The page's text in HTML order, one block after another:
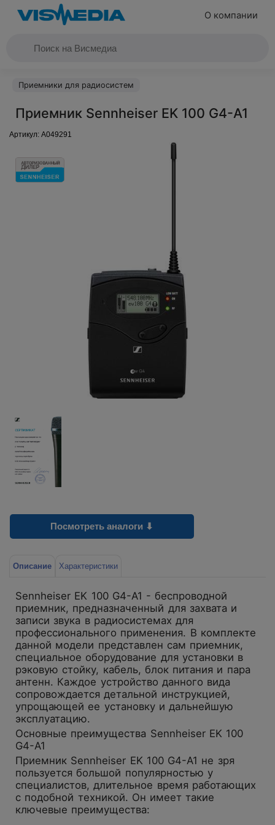
О компании
Приемники для радиосистем
Приемник Sennheiser EK 100 G4-A1
Артикул: A049291
Посмотреть аналоги ⬇
Описание Характеристики
Sennheiser EK 100 G4-A1 - беспроводной
приемник, предназначенный для захвата и
записи звука в радиосистемах для
профессионального применения. В комплекте
данной модели представлен сам приемник,
специальное оборудование для установки в
рэковую стойку, кабель, блок питания и пара
антенн. Каждое устройство данного вида
сопровождается детальной инструкцией,
упрощающей ее установку и дальнейшую
эксплуатацию.
Основные преимущества Sennheiser EK 100
G4-A1
Приемник Sennheiser EK 100 G4-A1 не зря
пользуется большой популярностью у
специалистов, длительное время работающих
с подобной техникой. Он имеет такие
ключевые преимущества: